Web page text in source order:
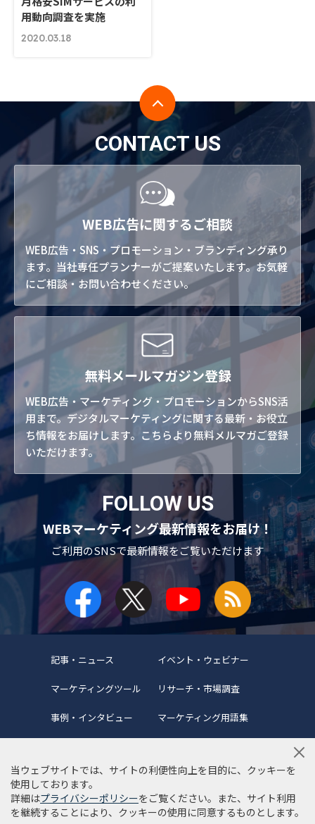
用動向調査を実施
2020.03.18
CONTACT US
WEB広告に関するご相談
WEB広告・SNS・プロモーション・ブランディング承り
ます。当社専任プランナーがご提案いたします。お気軽
にご相談・お問い合わせください。
無料メールマガジン登録
WEB広告・マーケティング・プロモーションからSNS活
用まで。デジタルマーケティングに関する最新・お役立
ち情報をお届けします。こちらより無料メルマガご登録
いただけます。
FOLLOW US
WEBマーケティング最新情報をお届け！
ご利用のSNSで最新情報をご覧いただけます
記事・ニュース イベント・ウェビナー
マーケティングツール リサーチ・市場調査
事例・インタビュー マーケティング用語集
当サイトについて 編集ポリシー
サイトマップ
利用規約
個人情報保護方針
当ウェブサイトでは、サイトの利便性向上を目的に、クッキーを
使用しております。
詳細はプライバシーポリシーをご覧ください。また、サイト利用
を継続することにより、クッキーの使用に同意するものとします。